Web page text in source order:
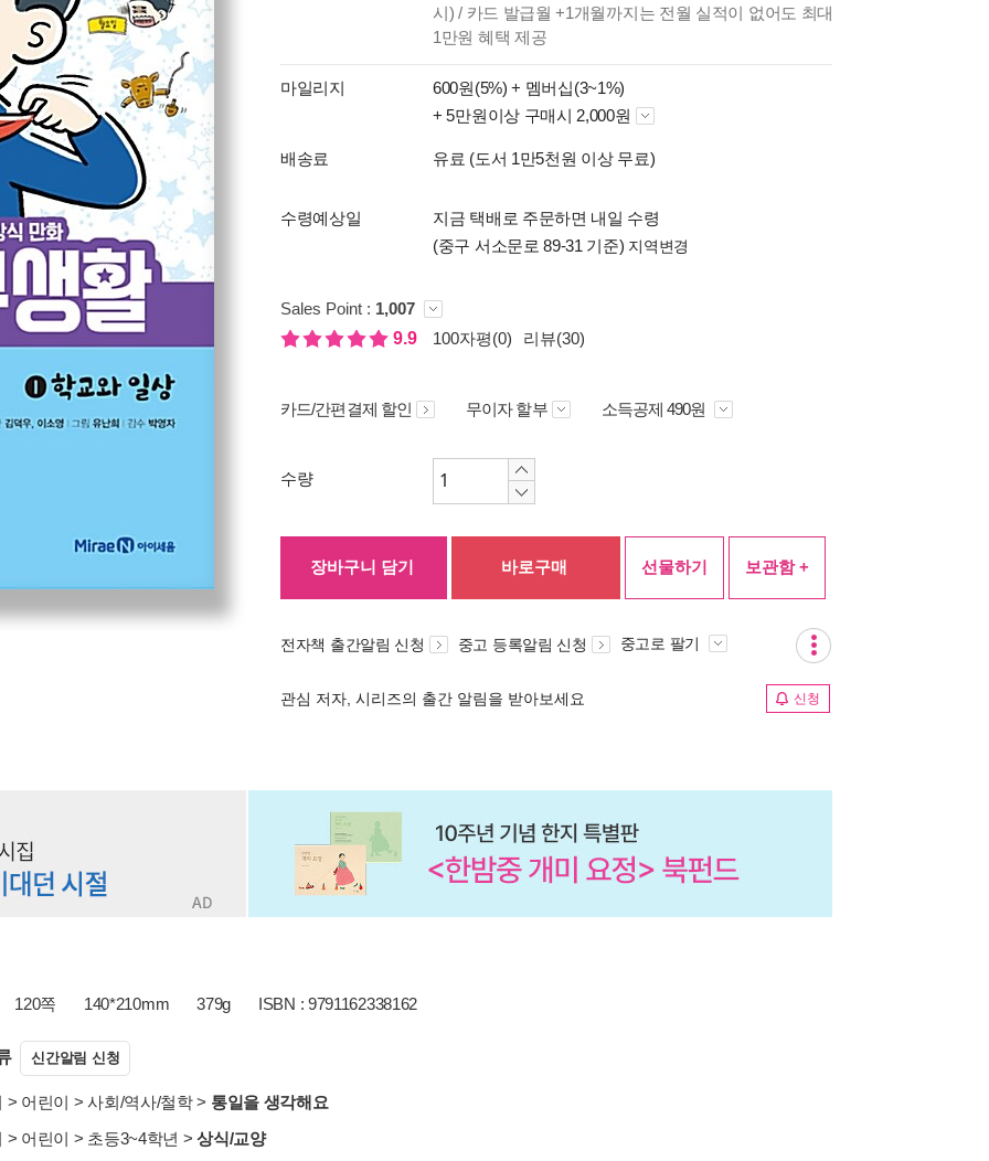
시) / 카드 발급월 +1개월까지는 전월 실적이 없어도 최대
1만원 혜택 제공
마일리지 600원(5%) + 멤버십(3~1%)
+ 5만원이상 구매시 2,000원
배송료 유료 (도서 1만5천원 이상 무료)
수령예상일
지금 택배로 주문하면 내일 수령
(중구 서소문로 89-31 기준) 지역변경
Sales Point : 1,007
9.9
100자평(0) 리뷰(30)
카드/간편결제 할인 무이자 할부 소득공제 490원
수량
장바구니 담기 바로구매 선물하기 보관함 +
전자책 출간알림 신청 중고 등록알림 신청 중고로 팔기
관심 저자, 시리즈의 출간 알림을 받아보세요 신청
120쪽 140*210mm 379g ISBN : 9791162338162
신간알림 신청
> 어린이 >사회/역사/철학> 통일을 생각해요
> 어린이 > 초등3~4학년 >상식/교양